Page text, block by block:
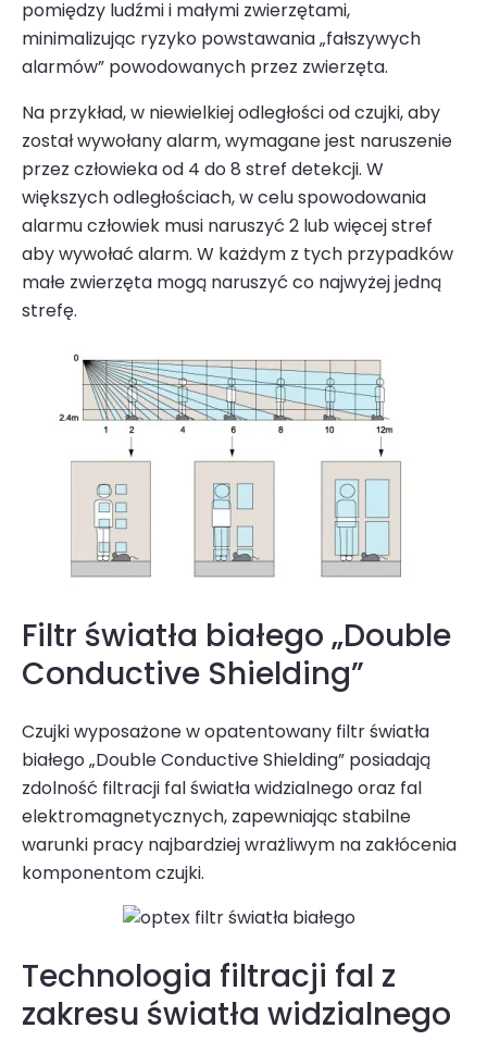
pomiędzy ludźmi i małymi zwierzętami,
minimalizując ryzyko powstawania „fałszywych
alarmów” powodowanych przez zwierzęta.
Na przykład, w niewielkiej odległości od czujki, aby
został wywołany alarm, wymagane jest naruszenie
przez człowieka od 4 do 8 stref detekcji. W
większych odległo­ściach, w celu spowodowania
alarmu człowiek musi naruszyć 2 lub więcej stref
aby wywołać alarm. W każdym z tych przypadków
małe zwierzęta mogą naruszyć co najwyżej jedną
strefę.
Filtr światła białego „Double
Conductive Shielding”
Czujki wyposażone w opatentowany filtr światła
białego „Double Conductive Shielding” posiadają
zdolność filtracji fal światła widzialnego oraz fal
elektromagnetycznych, zapewniając stabilne
warunki pracy najbardziej wrażliwym na zakłócenia
komponentom czujki.
Technologia filtracji fal z
zakresu światła widzialnego